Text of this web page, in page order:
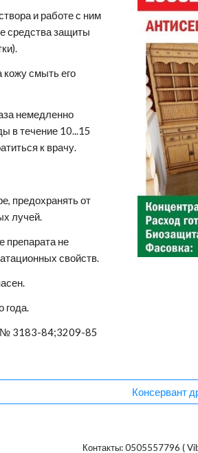
и работе с ним
средства защиты
кожу смыть его
немедленно
в течение 10...15
к врачу.
предохранять от
лучей.
препарата не
свойств.
года.
№ 3183-84;3209-85
Консервант
Контакты:0505557796 (